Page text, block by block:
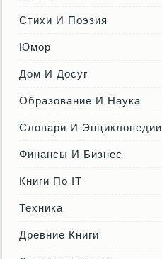
Стихи И Поэзия
Юмор
Дом И Досуг
Образование И Наука
Словари И Энциклопедии
Финансы И Бизнес
Книги По IT
Техника
Древние Книги